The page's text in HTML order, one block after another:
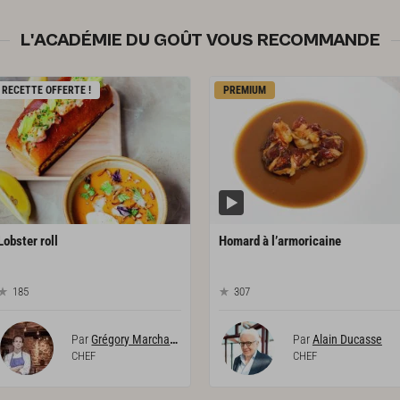
L'ACADÉMIE DU GOÛT VOUS RECOMMANDE
RECETTE OFFERTE !
roll
185
ParGrégory Marchand
CHEF
PREMIUM
Homard à l’armoricaine
307
ParAlain Ducasse
CHEF